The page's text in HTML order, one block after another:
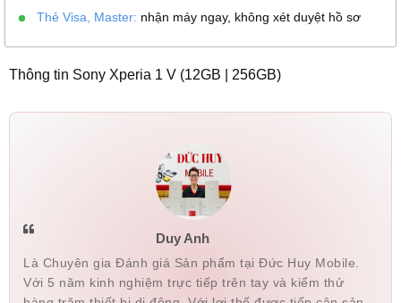
Thẻ Visa, Master: nhận máy ngay, không xét duyệt hồ sơ
Thông tin Sony Xperia 1 V (12GB | 256GB)
Duy Anh
Là Chuyên gia Đánh giá Sản phẩm tại Đức Huy Mobile.
Với 5 năm kinh nghiệm trực tiếp trên tay và kiểm thử